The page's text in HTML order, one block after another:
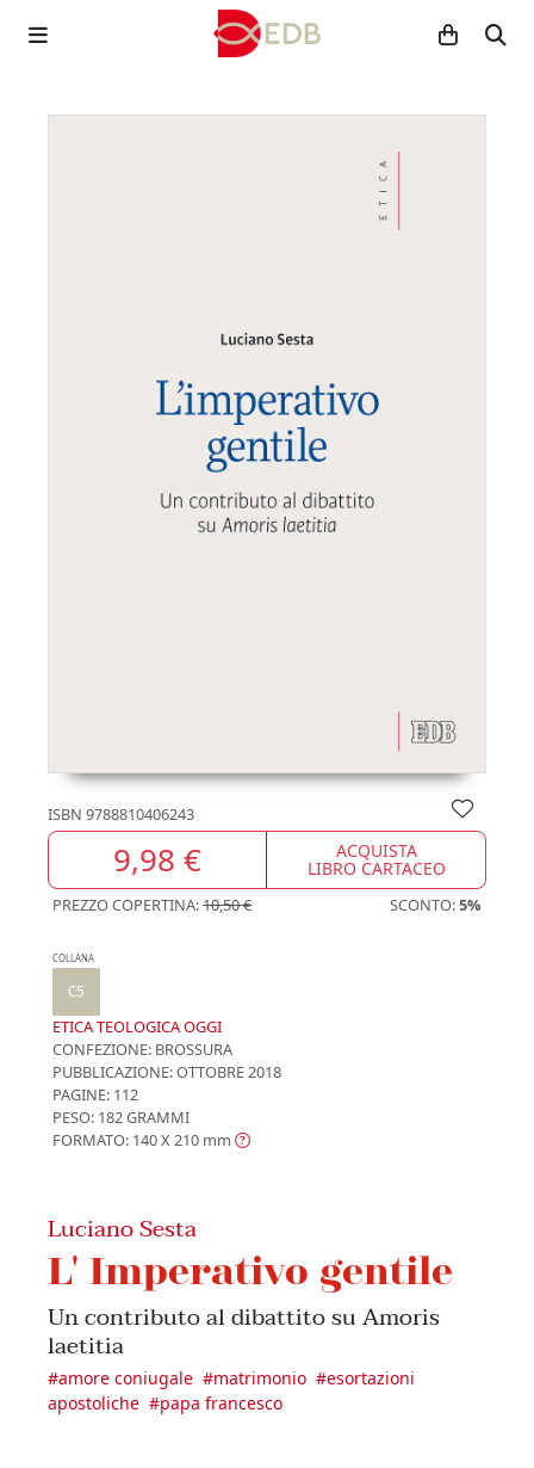
ISBN 9788810406243
9,98 € ACQUISTA
LIBRO CARTACEO
PREZZO COPERTINA:10,50 € SCONTO:5%
COLLANA
C5
ETICA TEOLOGICA OGGI
CONFEZIONE: BROSSURA
PUBBLICAZIONE:OTTOBRE 2018
PAGINE: 112
PESO: 182 GRAMMI
FORMATO: 140 X 210 mm
Luciano Sesta
L' Imperativo gentile
Un contributo al dibattito su Amoris
laetitia
#amore coniugale #matrimonio #esortazioni
apostoliche #papa francesco